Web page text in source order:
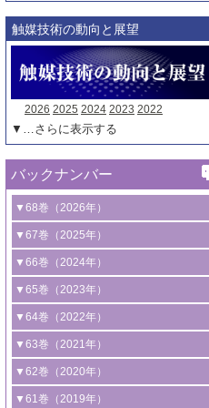
触媒技術の動向と展望
2026 2025 2024 2023 2022
▼…さらに表示する
バックナンバー
▼68巻（2026年）
1号 過酸化水素合成に関する研究動向
2号 コンピューター技術により加速する
触媒開発
3号 有機分子変換やCO 資源化のための
光触媒に関する最近の研究
B号 第137回触媒討論会（2026年）
▼67巻（2025年）
1号 CO
水素化によるグリーン燃料/グリ
ーンケミカル製造
2号 水素製造のための水分解技術に関す
る最近の研究
3号 オレフィン系樹脂の精密合成に関す
る最新技術
4号 アルコール類の効率的変換を実現す
▼66巻（2024年）
1号 低次元ナノ構造を有する触媒材料
2号 規制反応場を活用した固体触媒研究
の新展開
3号 未踏分子変換を目指した酸化触媒プ
ロセスの最前線
4号 シンクロトロン放射光および中性子
▼65巻（2023年）
1号 炭素が関わる触媒機能
2号 プラスチックケミカルリサイクルの
ための触媒技術
3号 非酸化物系金属化合物を基盤とした
▼64巻（2022年）
1号 合成ガス製造とCOを用いるケミカル
ズ合成の最新動向
2号 化学品合成のための合金触媒開発
▼63巻（2021年）
1号 金触媒の新展開
2号 ペロブスカイト
▼62巻（2020年）
1号 触媒設計を拓く欠陥構造のキャラク
▼61巻（2019年）